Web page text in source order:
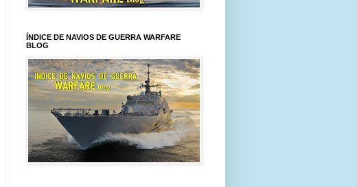
ÍNDICE DE NAVIOS DE GUERRA WARFARE
BLOG